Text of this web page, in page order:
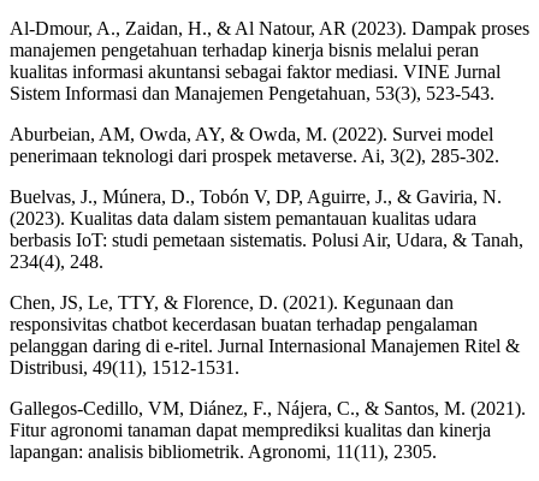
Al-Dmour, A., Zaidan, H., & Al Natour, AR (2023). Dampak proses
manajemen pengetahuan terhadap kinerja bisnis melalui peran
kualitas informasi akuntansi sebagai faktor mediasi. VINE Jurnal
Sistem Informasi dan Manajemen Pengetahuan, 53(3), 523-543.
Aburbeian, AM, Owda, AY, & Owda, M. (2022). Survei model
penerimaan teknologi dari prospek metaverse. Ai, 3(2), 285-302.
Buelvas, J., Múnera, D., Tobón V, DP, Aguirre, J., & Gaviria, N.
(2023). Kualitas data dalam sistem pemantauan kualitas udara
berbasis IoT: studi pemetaan sistematis. Polusi Air, Udara, & Tanah,
234(4), 248.
Chen, JS, Le, TTY, & Florence, D. (2021). Kegunaan dan
responsivitas chatbot kecerdasan buatan terhadap pengalaman
pelanggan daring di e-ritel. Jurnal Internasional Manajemen Ritel &
Distribusi, 49(11), 1512-1531.
Gallegos-Cedillo, VM, Diánez, F., Nájera, C., & Santos, M. (2021).
Fitur agronomi tanaman dapat memprediksi kualitas dan kinerja
lapangan: analisis bibliometrik. Agronomi, 11(11), 2305.